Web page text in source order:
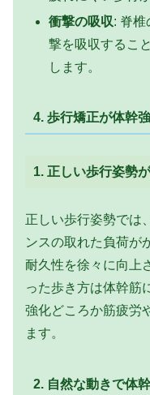
衝撃の吸収: 脊
撃を吸収するこ
します。
4. 歩行矯正が体幹
1. 正しい歩行姿勢
正しい歩行姿勢では
ンスの取れた負荷が
耐久性を徐々に向上
った歩き方は体幹筋
強化どころか筋疲労
ます。
2. 自然な動きで体